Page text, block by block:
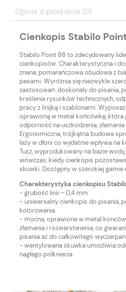
Opinie o produkcie (0)
Cienkopis Stabilo
Stabilo Point 88 to zdecydowany
cienkopisów. Charakterystyczna i
znana, pomarańczowa obudowa z
pasami. Wyróżnia się niezwykle
zastosowań: doskonały do pisania,
kreślenia rysunków technicznych,
pracy z linijką i szablonami.
oprawioną w metal końcówkę, która
odporność na uszkodzenia,
Ergonomiczna, trójkątna budowa
leży w dłoni co wydatnie wpływa na
Tusz, wyprodukowany na bazie
wówczas, kiedy cienkopis
skuwki. Dostępny w szerokiej
Charakterystyka cienkopisu
- grubość linii – 0,4 mm
- uniwersalny cienkopis do pisania,
kolorowania
- mocna, oprawiona w metal
złamania i rozwarstwienia, co
pisania aż do całkowitego
- wentylowana skuwka umożliwia
nagłego połkniecia